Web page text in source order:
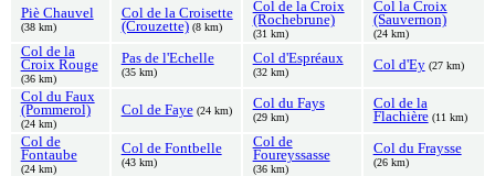
Piè Chauvel
(38 km)
Col de la Croisette
(Crouzette) (8 km)
Col de la Croix
(Rochebrune)
(31 km)
Col la Croix
(Sauvernon)
(24 km)
Col de la
Croix Rouge
(36 km)
Pas de l'Echelle
(35 km)
Col d'Espréaux
(32 km) Col d'Ey (27 km)
Col du Faux
(Pommerol)
(24 km)
Col de Faye (24 km) Col du Fays
(29 km)
Col de la
Flachière (11 km)
Col de
Fontaube
(24 km)
Col de Fontbelle
(43 km)
Col de
Foureyssasse
(36 km)
Col du Fraysse
(26 km)